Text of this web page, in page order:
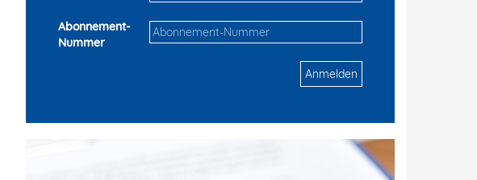
Abonnement-
Nummer
Anmelden